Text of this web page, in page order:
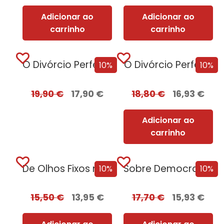
Adicionar ao
carrinho
Adicionar ao
carrinho
10%
O Divórcio Perfeito com EDGES
19,90€ 17,90 €
10%
O Divórcio Perfeito
18,80€ 16,93 €
Adicionar ao
carrinho
10%
De Olhos Fixos no Sol
15,50€ 13,95 €
10%
Sobre Democracias e Cultos de Morte
17,70€ 15,93 €